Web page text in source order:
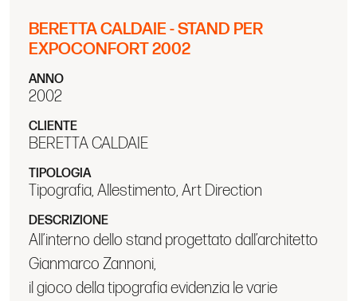
BERETTA CALDAIE - STAND PER
EXPOCONFORT 2002
ANNO
2002
CLIENTE
BERETTA CALDAIE
TIPOLOGIA
Tipografia, Allestimento, Art Direction
DESCRIZIONE
All’interno dello stand progettato dall’architetto
Gianmarco Zannoni,
il gioco della tipografia evidenzia le varie